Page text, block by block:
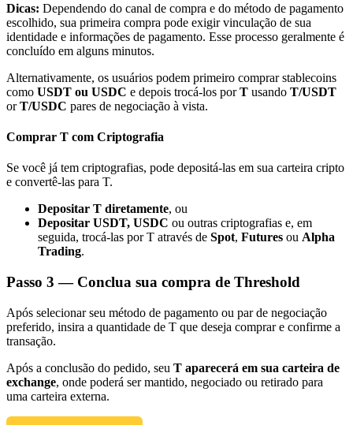
Afiliados Bitrue
Até 65% de comissões!
Convide um amigo para receber recompensas em dinheiro
BTC Welcome Rewards
Dicas: Dependendo do canal de compra e do método de pagamento
escolhido, sua primeira compra pode exigir vinculação de sua
identidade e informações de pagamento. Esse processo geralmente é
concluído em alguns minutos.
Alternativamente, os usuários podem primeiro comprar stablecoins
como USDT ou USDC e depois trocá-los porT usando T/USDT
orT/USDC pares de negociação à vista.
Comprar T com Criptografia
Se você já tem criptografias, pode depositá-las em sua carteira cripto
e convertê-las para T.
Depositar T diretamente, ou
Depositar USDT, USDC ou outras criptografias e, em
seguida, trocá-las por T através de Spot, Futures ou Alpha
Trading.
Passo 3 — Conclua sua compra de Threshold
Após selecionar seu método de pagamento ou par de negociação
preferido, insira a quantidade de T que deseja comprar e confirme a
transação.
Após a conclusão do pedido, seu T aparecerá em sua carteira de
exchange, onde poderá ser mantido, negociado ou retirado para
uma carteira externa.